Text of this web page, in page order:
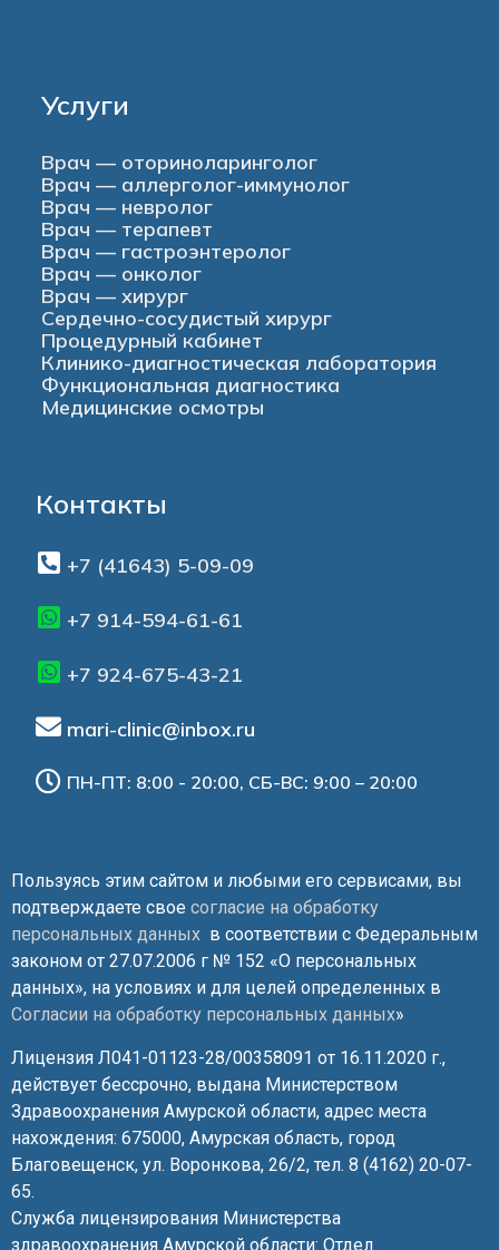
Услуги
Врач — оториноларинголог
Врач — аллерголог-иммунолог
Врач — невролог
Врач — терапевт
Врач — гастроэнтеролог
Врач — онколог
Врач — хирург
Сердечно-сосудистый хирург
Процедурный кабинет
Клинико-диагностическая лаборатория
Функциональная диагностика
Медицинские осмотры
Контакты
+7 (41643) 5-09-09
+7 914-594-61-61
+7 924-675-43-21
mari-clinic@inbox.ru
ПН-ПТ: 8:00 - 20:00, СБ-ВС: 9:00 – 20:00
Пользуясь этим сайтом и любыми его сервисами, вы
подтверждаете свое согласие на обработку
персональных данных в соответствии с Федеральным
законом от 27.07.2006 г № 152 «О персональных
данных», на условиях и для целей определенных в
Согласии на обработку персональных данных»
Лицензия Л041-01123-28/00358091 от 16.11.2020 г.,
действует бессрочно, выдана Министерством
Здравоохранения Амурской области, адрес места
нахождения: 675000, Амурская область, город
Благовещенск, ул. Воронкова, 26/2, тел. 8 (4162) 20-07-
65.
Служба лицензирования Министерства
здравоохранения Амурской области: Отдел